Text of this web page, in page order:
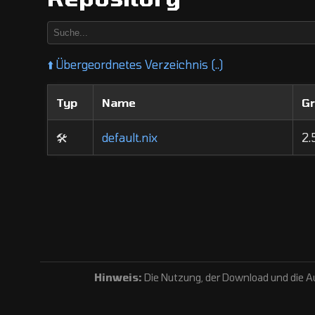
⬆️ Übergeordnetes Verzeichnis (..)
Typ Name
🛠️ default.nix
Hinweis: Die Nutzung, der Download und die